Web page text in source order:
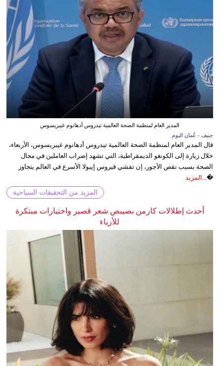
المدير العام لمنظمة الصحة العالمية تيدروس أدهانوم غيبريسوس
جنيف - عُمان اليوم
قال المدير العام لمنظمة الصحة العالمية تيدروس أدهانوم غيبريسوس، الأربعاء،
خلال زيارة إلى الكونغو الديمقراطية، التي تشهد إضراب العاملين في مجال
الصحة بسبب نقص الأجور، إن تفشي فيروس إيبولا الأسرع في العالم يتجاوز
�...
المزيد
المزيد من التحقيقات السياحية
أحدث إطلالات كارمن بصيبص شعر قصير واختيارات مبتكرة
للأزياء